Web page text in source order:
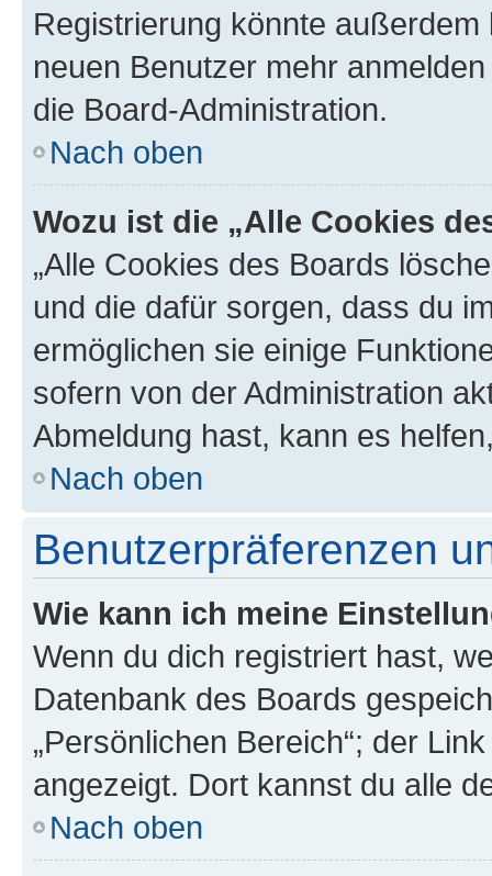
Registrierung könnte
neuen Benutzer mehr
die Board-Administration.
Nach oben
Wozu ist die „Alle Cookies
„Alle Cookies des Boards
und die dafür sorgen, dass du
ermöglichen sie einige
sofern von der Administration
Abmeldung hast, kann es
Nach oben
Benutzerpräferenzen
Wie kann ich meine
Wenn du dich registriert hast,
Datenbank des Boards
„Persönlichen Bereich“; der
angezeigt. Dort kannst du alle
Nach oben